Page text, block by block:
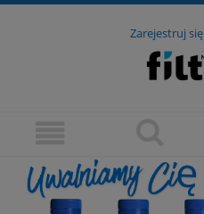
Zarejestruj się